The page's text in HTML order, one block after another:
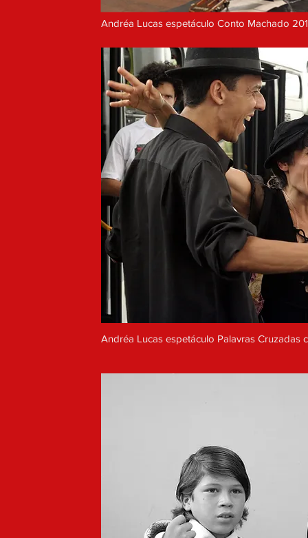
Andréa Lucas espetáculo Conto Machado
Andréa Lucas espetáculo Palavras Cruzadas